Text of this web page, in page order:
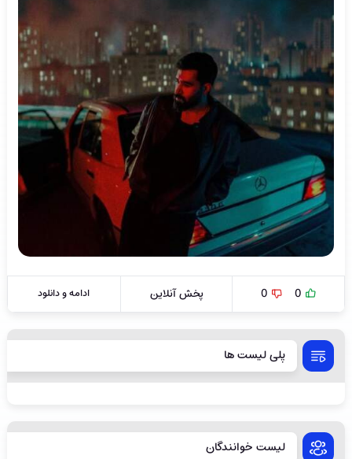
0
0 پخش آنلاین ادامه و دانلود
پلی لیست ها
لیست خوانندگان